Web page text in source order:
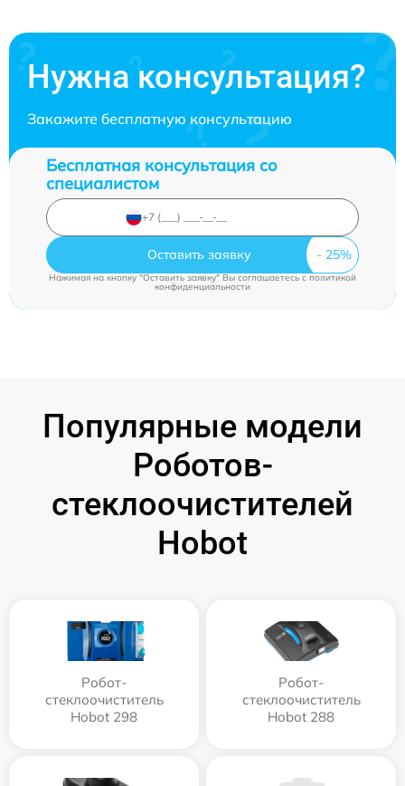
Нужна консультация?
Закажите бесплатную консультацию
Бесплатная консультация со
специалистом
Оставить заявку
Нажимая на кнопку "Оставить заявку" Вы соглашаетесь cполитикой
конфиденциальности
Популярные модели
Роботов-
стеклоочистителей
Hobot
Робот-
стеклоочиститель
Hobot 298
Робот-
стеклоочиститель
Hobot 288